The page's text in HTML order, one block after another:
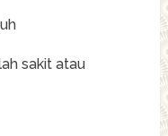
sakit atau